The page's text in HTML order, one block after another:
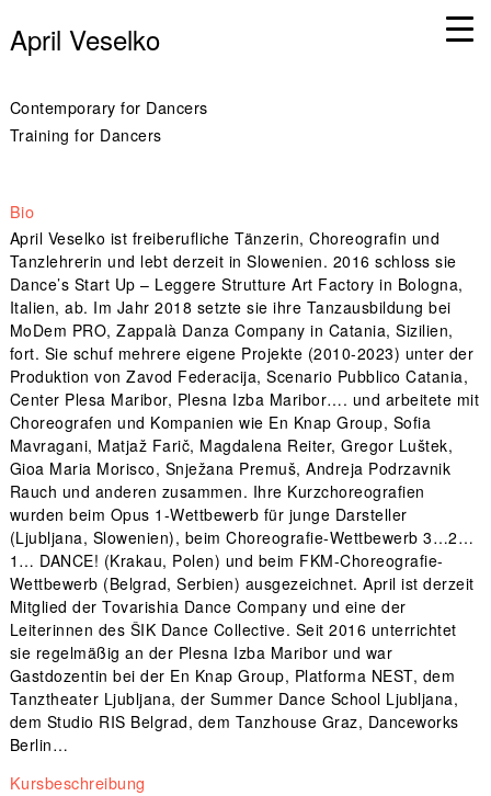
April Veselko
Contemporary for Dancers
Training for Dancers
Bio
April Veselko ist freiberufliche Tänzerin, Choreografin und
Tanzlehrerin und lebt derzeit in Slowenien. 2016 schloss sie
Dance’s Start Up – Leggere Strutture Art Factory in Bologna,
Italien, ab. Im Jahr 2018 setzte sie ihre Tanzausbildung bei
MoDem PRO, Zappalà Danza Company in Catania, Sizilien,
fort. Sie schuf mehrere eigene Projekte (2010-2023) unter der
Produktion von Zavod Federacija, Scenario Pubblico Catania,
Center Plesa Maribor, Plesna Izba Maribor…. und arbeitete mit
Choreografen und Kompanien wie En Knap Group, Sofia
Mavragani, Matjaž Farič, Magdalena Reiter, Gregor Luštek,
Gioa Maria Morisco, Snježana Premuš, Andreja Podrzavnik
Rauch und anderen zusammen. Ihre Kurzchoreografien
wurden beim Opus 1-Wettbewerb für junge Darsteller
(Ljubljana, Slowenien), beim Choreografie-Wettbewerb 3…2…
1… DANCE! (Krakau, Polen) und beim FKM-Choreografie-
Wettbewerb (Belgrad, Serbien) ausgezeichnet. April ist derzeit
Mitglied der Tovarishia Dance Company und eine der
Leiterinnen des ŠIK Dance Collective. Seit 2016 unterrichtet
sie regelmäßig an der Plesna Izba Maribor und war
Gastdozentin bei der En Knap Group, Platforma NEST, dem
Tanztheater Ljubljana, der Summer Dance School Ljubljana,
dem Studio RIS Belgrad, dem Tanzhouse Graz, Danceworks
Berlin…
Kursbeschreibung